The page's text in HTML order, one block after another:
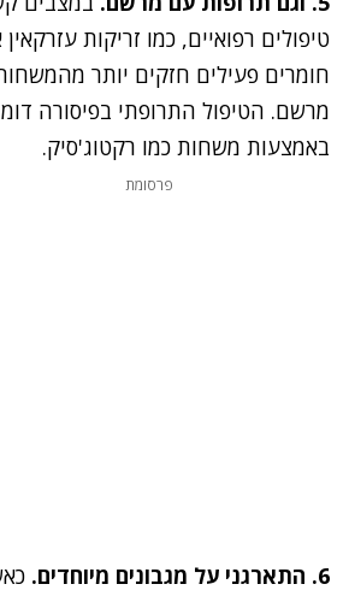
טיפולים רפואיים, כמו זריקות
חומרים פעילים חזקים יותר
מרשם. הטיפול התרופתי בפיסורה
באמצעות משחות כמו רקטוג'סיק.
פרסומת
6. התארגני על מגבונים מיוחדים .